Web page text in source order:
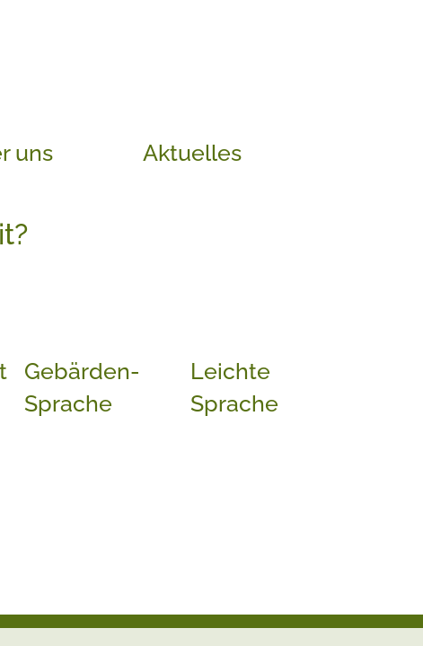
uns Aktuelles
Gebärden-
Sprache
Leichte
Sprache